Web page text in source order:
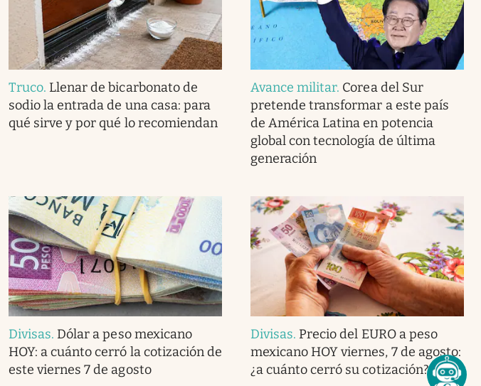
Truco. Llenar de bicarbonato de
sodio la entrada de una casa: para
qué sirve y por qué lo recomiendan
Avance militar. Corea del Sur
pretende transformar a este país
de América Latina en potencia
global con tecnología de última
generación
Divisas. Dólar a peso mexicano
HOY: a cuánto cerró la cotización de
este viernes 7 de agosto
Divisas. Precio del EURO a peso
mexicano HOY viernes, 7 de agosto:
¿a cuánto cerró su cotización?